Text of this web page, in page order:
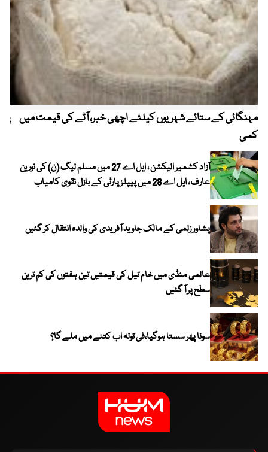
مہنگائی کے ستائے شہریوں کیلئے اچھی خبر، آٹے کی قیمت میں
کمی
آزاد کشمیر الیکشن ، ایل اے 27 میں مسلم لیگ (ن) کی نورین
عارف ، ایل اے 28 میں پیپلز پارٹی کے بازل نقوی کامیاب
پشاور زلمی کے مالک جاوید آفریدی کی والدہ انتقال کر گئیں
عالمی منڈی میں خام تیل کی قیمتیں تین ہفتوں کی کم ترین
سطح پر آ گئیں
سونا پھر سستا ہوگیا،فی تولہ اب کتنے میں ملے گا؟